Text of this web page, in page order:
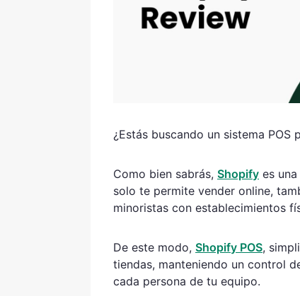
¿Estás buscando un sistema
Como bien sabrás, Shopify es
solo te permite vender online,
minoristas con establecimientos
De este modo, Shopify POS,
tiendas, manteniendo un control
cada persona de tu equipo.